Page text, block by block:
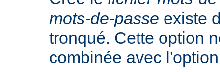
mots-de-passe existe
tronqué. Cette option
combinée avec